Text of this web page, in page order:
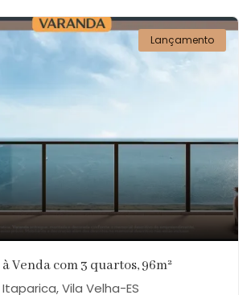
Lançamento
Venda com 3 quartos, 96m²
Vila Velha-ES